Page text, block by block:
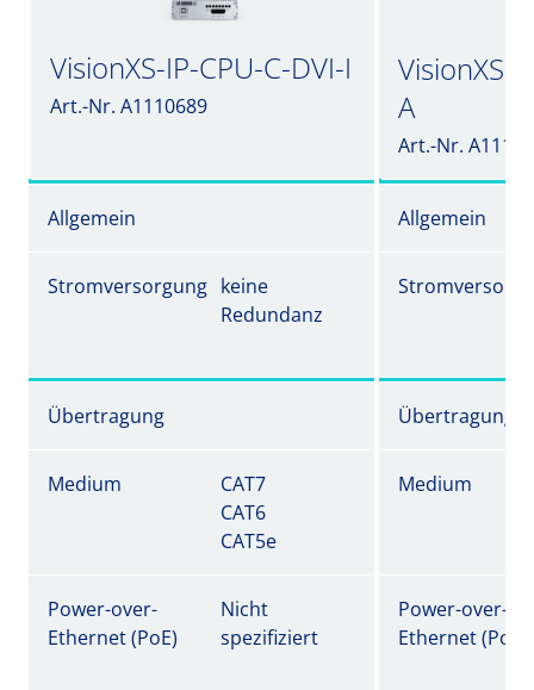
VisionXS-IP-CPU-C-DVI-I
Art.-Nr. A1110689
VisionXS-
A
Art.-Nr.
Allgemein Allgemein
Stromversorgung keine
Redundanz
Übertragung Übertragung
Medium
CAT7
CAT6
CAT5e
Medium
Power-over-
Ethernet (PoE)
Nicht
spezifiziert
Power-over-
Ethernet (PoE)